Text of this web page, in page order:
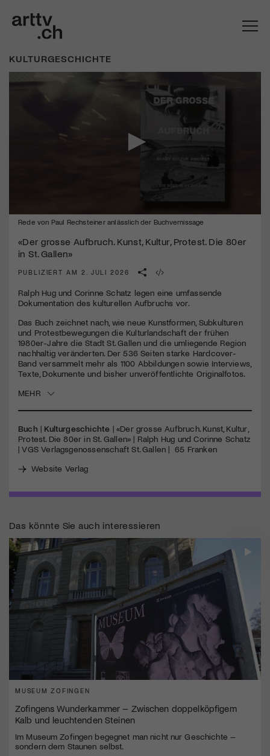
KULTURGESCHICHTE
seconds
14
minutes,
seconds
Rede von Paul Rechsteiner anlässlich der Buchvernissage
«Der grosse Aufbruch. Kunst, Kultur, Protest. Die 80er
in St. Gallen»
PUBLIZIERT AM 2. JULI 2026
Ralph Hug und Corinne Schatz legen eine umfassende
Dokumentation des kulturellen Aufbruchs vor.
Das Buch zeichnet nach, wie neue Kunstformen, Subkulturen
und Protestbewegungen die Kulturlandschaft der frühen
1980er-Jahre die Stadt St. Gallen und die umliegende Region
nachhaltig veränderten. Der 536 Seiten starke Hardcover-
Band versammelt mehr als 1100 Abbildungen sowie Interviews,
Texte, Dokumente und bisher unveröffentlichte Originalfotos.
MEHR
Buch | Kulturgeschichte | «Der grosse Aufbruch. Kunst, Kultur,
Protest. Die 80er in St. Gallen» | Ralph Hug und Corinne Schatz
| VGS Verlagsgenossenschaft St. Gallen | 65 Franken
Website Verlag
Das könnte Sie auch interessieren
MUSEUM ZOFINGEN
Zofingens Wunderkammer – Zwischen doppelköpfigem
Kalb und leuchtenden Steinen
Im Museum Zofingen begegnet man nicht nur Geschichte –
sondern dem Staunen selbst.
Kulturinstitution und unterstütze unsere Arbeit.
Mit deiner Mitgliedschaft erhältst du kostenlosen Zugang zu
Jetzt Mitglied werden